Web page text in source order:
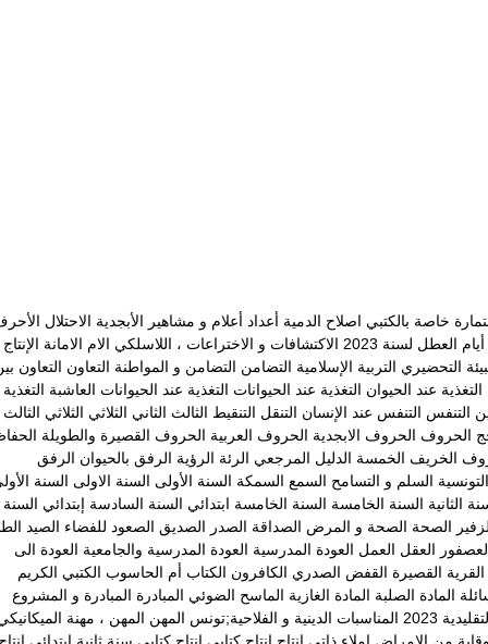
خاصة بالكتبي اصلاح الدمية أعداد أعلام و مشاهير الأبجدية الاحتلال
العطل لسنة 2023
الاكتشافات و الاختراعات ، اللاسلكي الام الامانة الإنتاج
التحضيري التربية الإسلامية التضامن التضامن و المواطنة التعاون التعاون
التغذية عند الحيوان التغذية عند الحيوانات التغذية عند الحيوانات العاشبة
التنفس التنفس عند الإنسان التنقل التنقيط الثالث الثاني الثلاثي الثلاثي الثالث
الحروف الحروف الابجدية الحروف العربية الحروف القصيرة والطويلة
الخريف الخمسة الدليل المرجعي الرئة الرؤية الرفق بالحيوان الرفق
السلم و التسامح السمع السمكة السنة الأولى السنة الاولى السنة
الثانية السنة الخامسة السنة الخامسة ابتدائي السنة السادسة إبتدائي السنة
الصحة الصحة و المرض الصداقة الصدر الصديق الصعود للفضاء الصيد
العقل العمل العودة المدرسية العودة المدرسية والجامعية العودة الى
القرية القصيرة القفض الصدري الكافرون الكتاب أم الحاسوب الكتبي الكريم
المادة الصلبة المادة الغازية الماسح الضوئي المبادرة المبادرة و المشروع
2023
المناسبات الدينية و الفلاحية;تونس المهن المهن ، مهنة